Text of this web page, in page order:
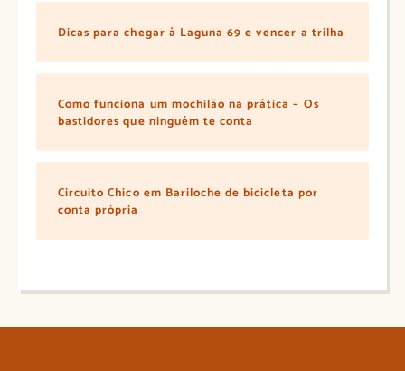
Dicas para chegar à Laguna 69 e vencer a trilha
Como funciona um mochilão na prática – Os
bastidores que ninguém te conta
Circuito Chico em Bariloche de bicicleta por
conta própria